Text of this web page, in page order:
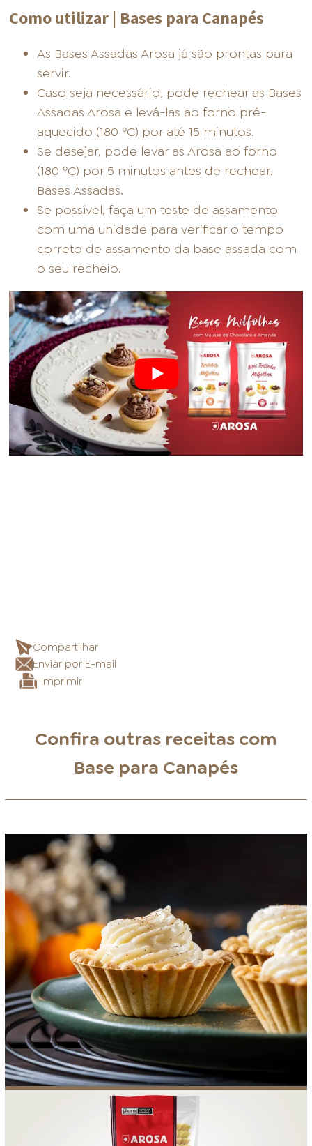
Como utilizar | Bases para Canapés
As Bases Assadas Arosa já são prontas para
servir.
Caso seja necessário, pode rechear as Bases
Assadas Arosa e levá-las ao forno pré-
aquecido (180 ºC) por até 15 minutos.
Se desejar, pode levar as Arosa ao forno
(180 ºC) por 5 minutos antes de rechear.
Bases Assadas.
Se possível, faça um teste de assamento
com uma unidade para verificar o tempo
correto de assamento da base assada com
o seu recheio.
Compartilhar
Enviar por E-mail
Imprimir
Confira outras receitas com
Base para Canapés